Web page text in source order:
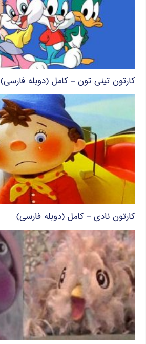
کارتون تینی تون – کامل (دوبله فارسی)
کارتون نادی – کامل (دوبله فارسی)